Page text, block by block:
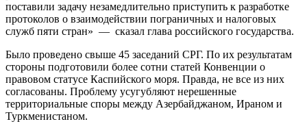
поставили задачу незамедлительно приступить к разработке
протоколов о взаимодействии пограничных и налоговых
служб пяти стран» — сказал глава российского государства.
Было проведено свыше 45 заседаний СРГ. По их результатам
стороны подготовили более сотни статей Конвенции о
правовом статусе Каспийского моря. Правда, не все из них
согласованы. Проблему усугубляют нерешенные
территориальные споры между Азербайджаном, Ираном и
Туркменистаном.